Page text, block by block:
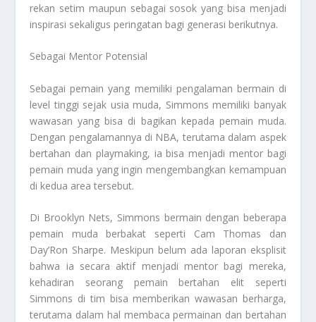
rekan setim maupun sebagai sosok yang bisa menjadi
inspirasi sekaligus peringatan bagi generasi berikutnya.
Sebagai Mentor Potensial
Sebagai pemain yang memiliki pengalaman bermain di
level tinggi sejak usia muda, Simmons memiliki banyak
wawasan yang bisa di bagikan kepada pemain muda.
Dengan pengalamannya di NBA, terutama dalam aspek
bertahan dan playmaking, ia bisa menjadi mentor bagi
pemain muda yang ingin mengembangkan kemampuan
di kedua area tersebut.
Di Brooklyn Nets, Simmons bermain dengan beberapa
pemain muda berbakat seperti Cam Thomas dan
Day’Ron Sharpe. Meskipun belum ada laporan eksplisit
bahwa ia secara aktif menjadi mentor bagi mereka,
kehadiran seorang pemain bertahan elit seperti
Simmons di tim bisa memberikan wawasan berharga,
terutama dalam hal membaca permainan dan bertahan